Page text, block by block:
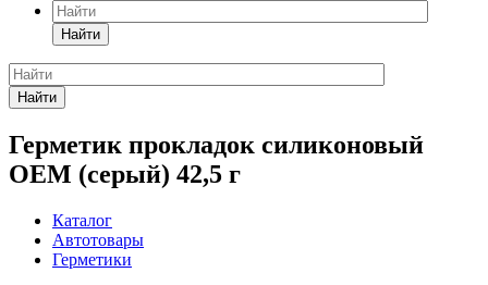
Найти
Найти
Герметик прокладок силиконовый
OEM (серый) 42,5 г
Каталог
Автотовары
Герметики